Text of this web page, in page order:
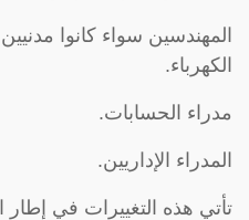
المهندسين سواء كانوا
الكهرباء.
مدراء الحسابات.
المدراء الإداريين.
تأتي هذه التغييرات في